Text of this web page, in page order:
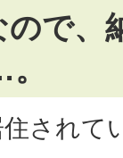
で、
されて